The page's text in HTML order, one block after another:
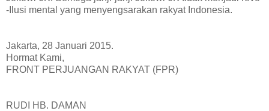
-Ilusi mental yang menyengsarakan rakyat Indonesia.
Jakarta, 28 Januari 2015.
Hormat Kami,
FRONT PERJUANGAN RAKYAT (FPR)
RUDI HB. DAMAN